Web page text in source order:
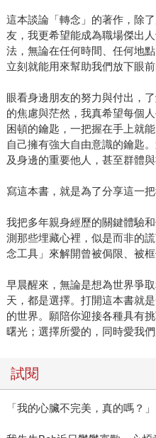
這本談論「轉念」的著作，除
友，我更希望能成為職場傑出
法，無論在任何時間、任何地
立刻就能用來幫助我們放下眼
眼看身邊朋友的努力與付出，
的焦慮與茫然，我真希望每個
困頓的鑰匙，一把握在手上就
自己擁有強大自由意識的鑰匙
及身邊的重要他人，甚至群體
寫這本書，就是為了分享這一
我把多年親身經歷的關鍵體驗
測那些埋藏心裡，似是而非的
念工具」來解開曾被侷限、被
早晨醒來，無論是想為世界爭
天，都是選擇。打開這本書就
的世界。願陪你迎接各種具有
曙光；選擇所愛的，同時愛我們
試閱
「我的心臟不完美，真的嗎？」